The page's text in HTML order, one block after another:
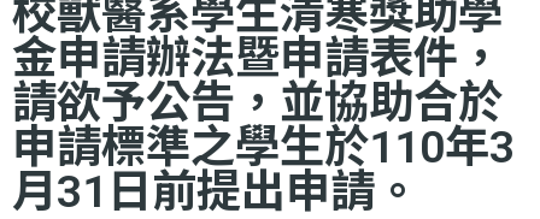
校獸醫系學生清寒獎助學
金申請辦法暨申請表件，
請欲予公告，並協助合於
申請標準之學生於110年3
月31日前提出申請。